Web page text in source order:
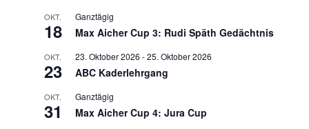
OKT.
18
Ganztägig
Max Aicher Cup 3: Rudi Späth Gedächtnis
OKT.
23
23. Oktober 2026 -25. Oktober 2026
ABC Kaderlehrgang
OKT.
31
Ganztägig
Max Aicher Cup 4: Jura Cup